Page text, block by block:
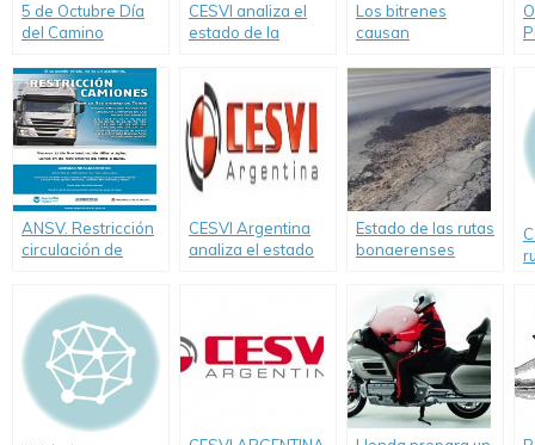
5 de Octubre Día
del Camino
CESVI analiza el
estado de la
Los bitrenes
causan
ANSV. Restricción
circulación de
fin de semana
largo 22/11 y 25/11
CESVI Argentina
analiza el estado
Estado de las rutas
bonaerenses